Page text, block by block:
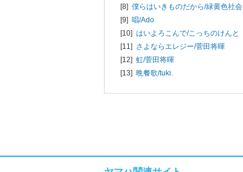
[8] 僕らはいきものだから/緑黄色社会
[9] 唱/Ado
[10] はいよろこんで/こっちのけんと
[11] さよならエレジー/菅田将暉
[12] 虹/菅田将暉
[13] 晩餐歌/tuki.